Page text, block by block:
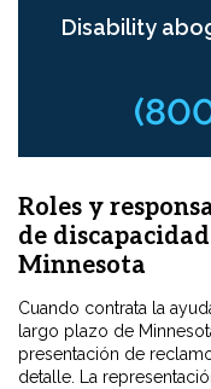
Disability
Roles y
de
Minnesota
Cuando contrata la
largo plazo de
presentación de
detalle. La